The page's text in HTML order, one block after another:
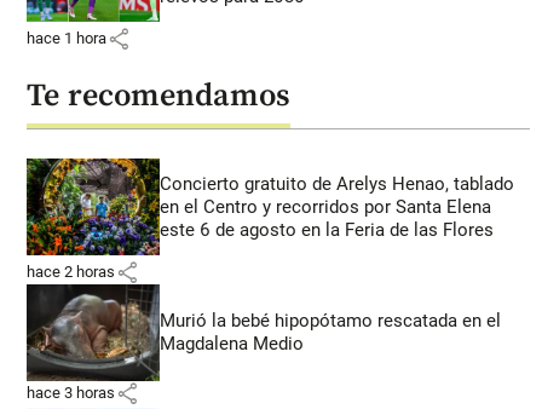
hace 1 hora share
Te recomendamos
Concierto gratuito de Arelys Henao, tablado
en el Centro y recorridos por Santa Elena
este 6 de agosto en la Feria de las Flores
hace 2 horas share
Murió la bebé hipopótamo rescatada en el
Magdalena Medio
hace 3 horas share